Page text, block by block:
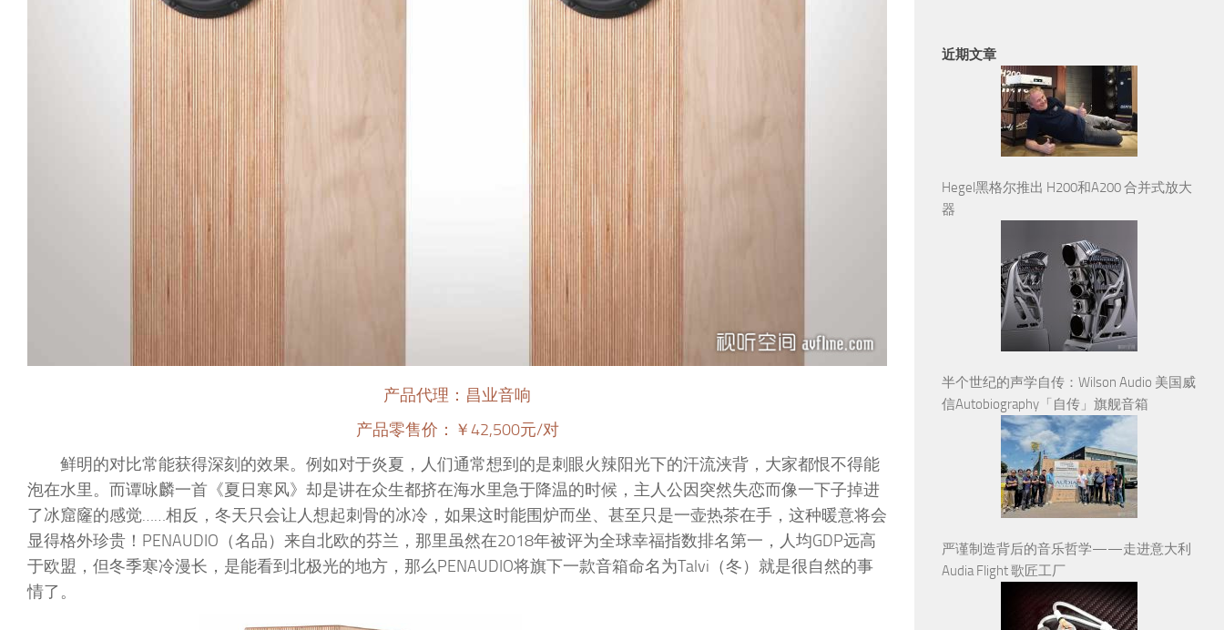
产品代理：昌业音响
产品零售价：￥42,500元/对
鲜明的对比常能获得深刻的效果。例如对于炎夏，人们通常想到的是刺眼火辣阳光下的汗流浃背，大家都恨不得能
泡在水里。而谭咏麟一首《夏日寒风》却是讲在众生都挤在海水里急于降温的时候，主人公因突然失恋而像一下子掉进
了冰窟窿的感觉……相反，冬天只会让人想起刺骨的冰冷，如果这时能围炉而坐、甚至只是一壶热茶在手，这种暖意将会
显得格外珍贵！PENAUDIO（名品）来自北欧的芬兰，那里虽然在2018年被评为全球幸福指数排名第一，人均GDP远高
于欧盟，但冬季寒冷漫长，是能看到北极光的地方，那么PENAUDIO将旗下一款音箱命名为Talvi（冬）就是很自然的事
情了。
近期文章
Hegel黑格尔推出 H200和A200 合并式放大
器
半个世纪的声学自传：Wilson Audio 美国威
信Autobiography「自传」旗舰音箱
严谨制造背后的音乐哲学——走进意大利
Audia Flight 歌匠工厂